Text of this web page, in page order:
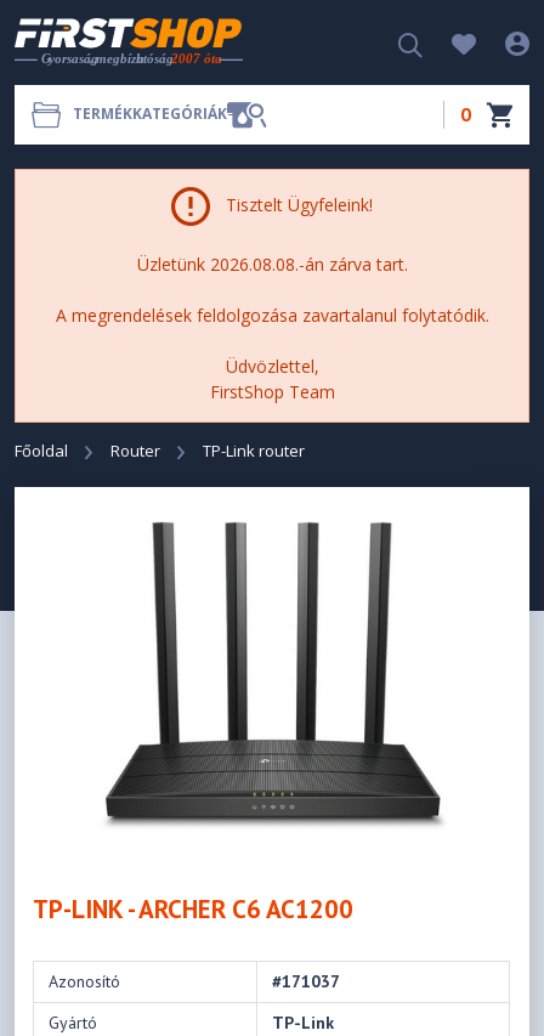
TERMÉKKATEGÓRIÁK 0
Tisztelt Ügyfeleink!
Üzletünk 2026.08.08.-án zárva tart.
A megrendelések feldolgozása zavartalanul folytatódik.
Üdvözlettel,
FirstShop Team
Főoldal Router TP-Link router
TP-LINK - ARCHER C6 AC1200
Azonosító
#171037
Gyártó
TP-Link